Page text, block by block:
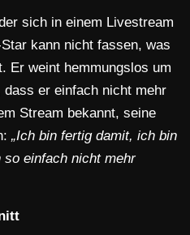
sich in einem Livestream
kann nicht fassen, was
Er weint hemmungslos um
er einfach nicht mehr
Stream bekannt, seine
„Ich bin fertig damit, ich bin
einfach nicht mehr